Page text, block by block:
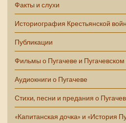
Факты и слухи
Историография Крестьянской
Публикации
Фильмы о Пугачеве и Пугачевском
Аудиокниги о Пугачеве
Стихи, песни и предания о
«Капитанская дочка» и «История